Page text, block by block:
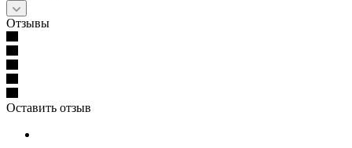
Отзывы
Оставить отзыв